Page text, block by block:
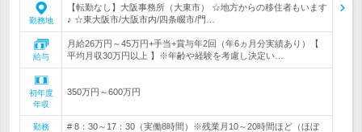
勤務地
【転勤なし】大阪事務所（大東市） ☆地方からの移住者もいます
♪ ☆東大阪市/大阪市内/四条畷市/門…
給与
月給26万円～45万円+手当+賞与年2回（年6ヵ月分実績あり）【
平均月収30万円以上 】※年齢や経験を考慮し決定い…
初年度
年収
350万円～600万円
勤務
# 8：30～17：30（実働8時間）※残業月10～20時間ほど（ほぼ